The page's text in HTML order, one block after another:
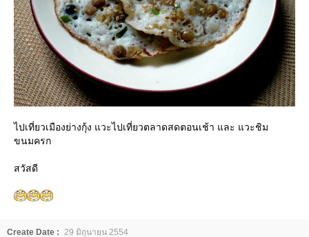
ไปเที่ยวเมืองย่างกุ้ง แวะไปเที่ยวตลาดสดตอนเช้า และ แวะชิม
ขนมครก
สวัสดี
Create Date : 29 มิถุนายน 2554